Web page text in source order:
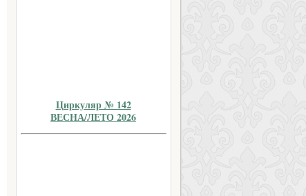
Циркуляр № 142
ВЕСНА/ЛЕТО 2026